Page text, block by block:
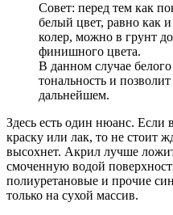
Совет: перед тем как
белый цвет, равно как
колер, можно в грунт
финишного цвета.
В данном случае
тональность и
дальнейшем.
Здесь есть один нюанс. Если
краску или лак, то не стоит
высохнет. Акрил лучше
смоченную водой
полиуретановые и прочие
только на сухой массив.